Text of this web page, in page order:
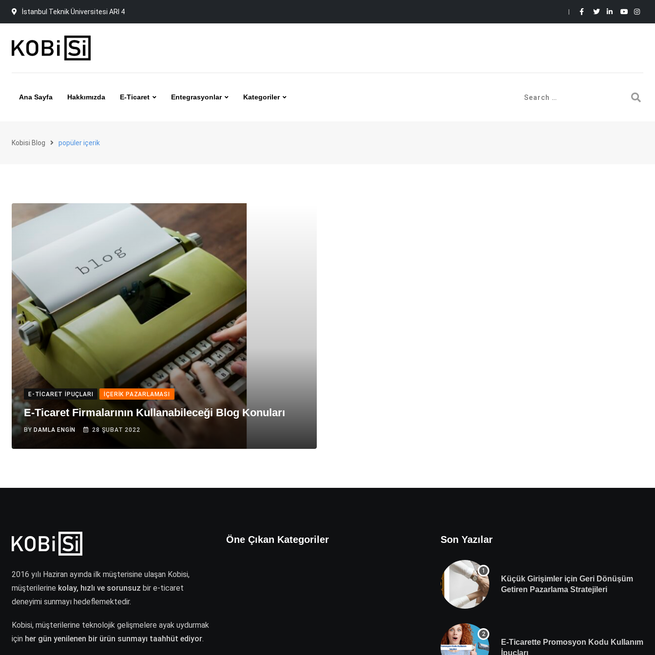
Skip
İstanbul Teknik Üniversitesi ARI 4
Ana Sayfa Hakkımızda E-Ticaret Entegrasyonlar Kategoriler
Kobisi Blog popüler içerik
E-TICARET İPUÇLARI İÇERIK PAZARLAMASI
E-Ticaret Firmalarının Kullanabileceği Blog Konuları
BY DAMLA ENGIN 28 ŞUBAT 2022
2016 yılı Haziran ayında ilk müşterisine ulaşan Kobisi,
müşterilerine kolay, hızlı ve sorunsuz bir e-ticaret
deneyimi sunmayı hedeflemektedir.
Kobisi, müşterilerine teknolojik gelişmelere ayak uydurmak
için her gün yenilenen bir ürün sunmayı taahhüt ediyor.
Öne Çıkan Kategoriler Son Yazılar
Küçük Girişimler için Geri Dönüşüm
Getiren Pazarlama Stratejileri
E-Ticarette Promosyon Kodu Kullanım
İpuçları